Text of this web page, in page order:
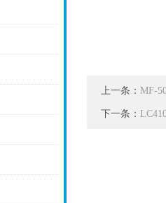
上一条： MF-
下一条：